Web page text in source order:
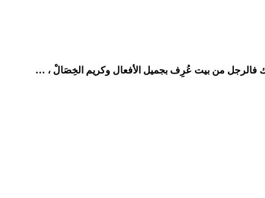
فالرجل من بيت عُرِف بجميل الأفعال وكريم الخِصَالْ ، …